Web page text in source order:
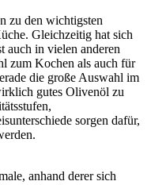
zu den wichtigsten
Gleichzeitig hat sich
auch in vielen anderen
zum Kochen als auch für
die große Auswahl im
gutes Olivenöl zu
sorgen dafür,
anhand derer sich